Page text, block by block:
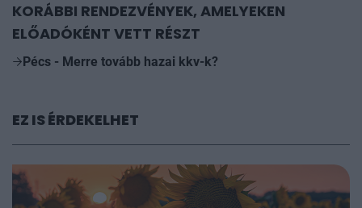
KORÁBBI RENDEZVÉNYEK, AMELYEKEN
ELŐADÓKÉNT VETT RÉSZT
Pécs - Merre tovább hazai kkv-k?
EZ IS ÉRDEKELHET